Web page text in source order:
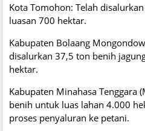
Kota Tomohon: Telah
luasan 700 hektar.
Kabupaten Bolaang
disalurkan 37,5 ton benih
hektar.
Kabupaten Minahasa Tenggara
benih untuk luas lahan 4.000
proses penyaluran ke petani.